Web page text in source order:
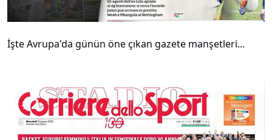
İşte Avrupa'da günün öne çıkan gazete manşetleri...
#2